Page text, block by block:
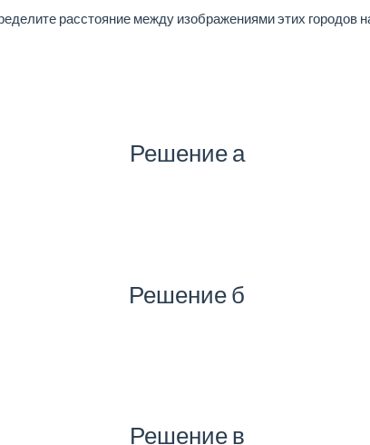
расстояние между изображениями этих городов
Решение а
Решение б
Решение в